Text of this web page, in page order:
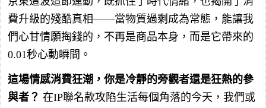
費升級的殘酷真相——當物質過剩成為常態，能讓我
們心甘情願掏錢的，不再是商品本身，而是它帶來的
0.01秒心動瞬間。
這場情感消費狂潮，你是冷靜的旁觀者還是狂熱的參
與者？ 在IP聯名款攻陷生活每個角落的今天，我們或